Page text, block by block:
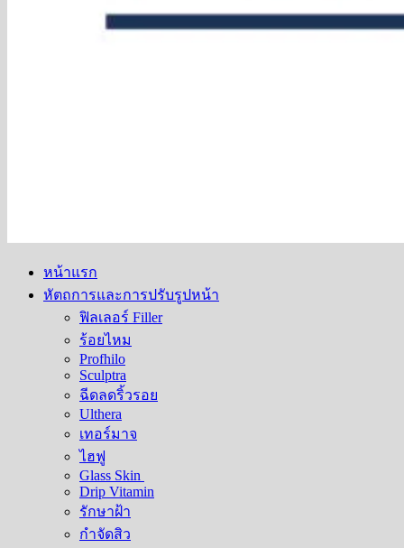
หน้าแรก
หัตถการและการปรับรูปหน้า
ฟิลเลอร์ Filler
ร้อยไหม
Profhilo
Sculptra
ฉีดลดริ้วรอย
Ulthera
เทอร์มาจ
ไฮฟู
Glass Skin
Drip Vitamin
รักษาฝ้า
กำจัดสิว